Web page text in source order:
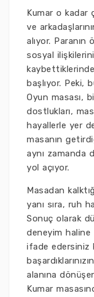
Kumar o kadar
ve
alıyor.
sosyal
başlıyor. Peki,
Oyun masası,
dostlukları,
hayallerle yer
masanın
aynı zamanda
yol açıyor.
Masadan
yanı sıra, ruh
Sonuç olarak
deneyim haline
ifade edersiniz
alanına
Kumar